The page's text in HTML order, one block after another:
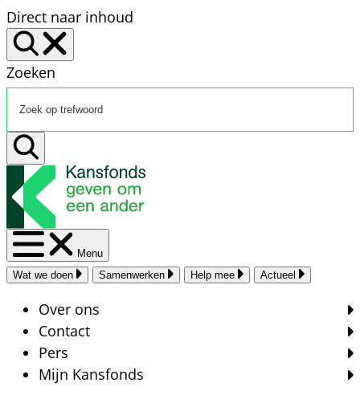
Direct naar inhoud
Zoeken
Menu
Wat we doen
Samenwerken Help mee Actueel
Over ons
Contact
Pers
Mijn Kansfonds